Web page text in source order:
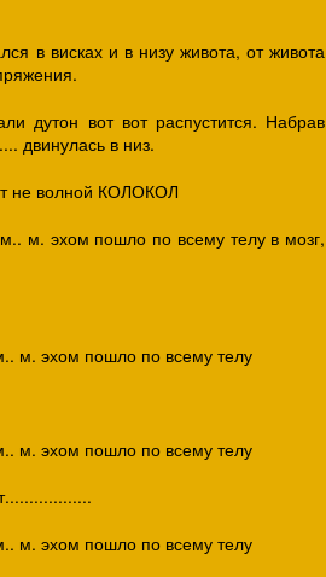
в висках и в низу живота, от живота
дутон вот вот распустится. Набрав
двинулась в низ.
не волной КОЛОКОЛ
м. эхом пошло по всему телу в мозг,
м. эхом пошло по всему телу
м. эхом пошло по всему телу
м. эхом пошло по всему телу